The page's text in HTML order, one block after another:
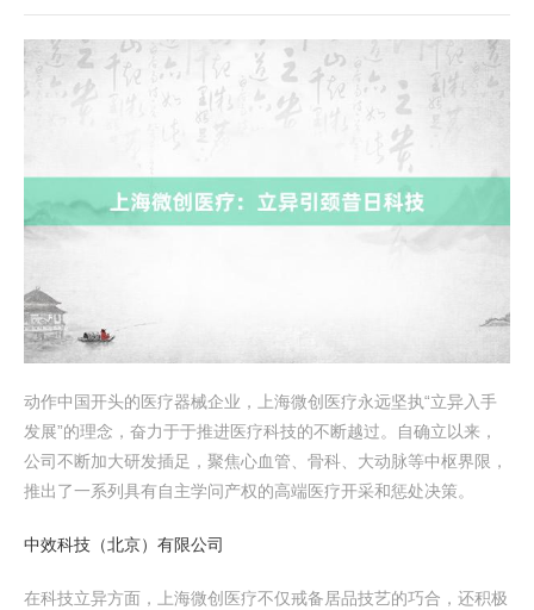
动作中国开头的医疗器械企业，上海微创医疗永远坚执“立异入手
发展”的理念，奋力于于推进医疗科技的不断越过。自确立以来，
公司不断加大研发插足，聚焦心血管、骨科、大动脉等中枢界限，
推出了一系列具有自主学问产权的高端医疗开采和惩处决策。
中效科技（北京）有限公司
在科技立异方面，上海微创医疗不仅戒备居品技艺的巧合，还积极